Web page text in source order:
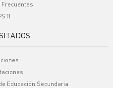
Educación Secundaria